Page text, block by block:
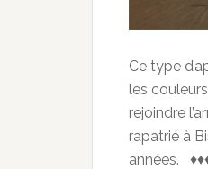
Ce type
les
rejoindre
rapatrié à
années.